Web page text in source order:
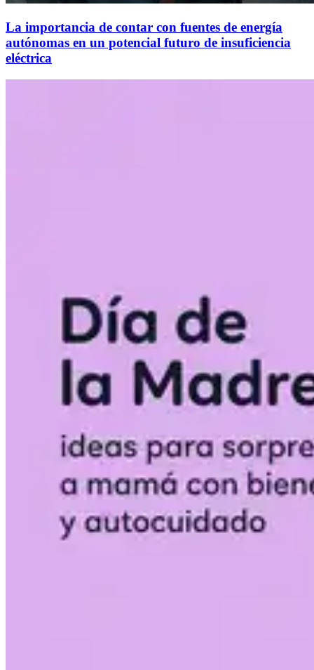
La importancia de contar con fuentes de energía
autónomas en un potencial futuro de insuficiencia
eléctrica